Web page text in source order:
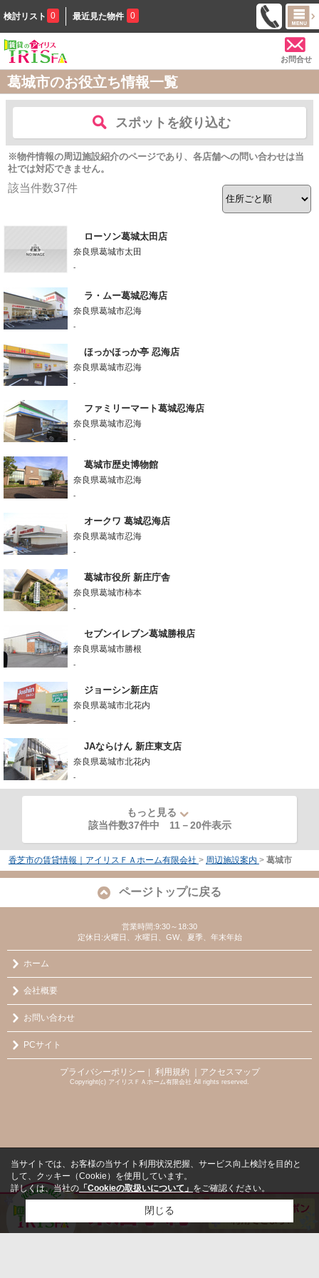
検討リスト 0 最近見た物件 0
お問合せ
葛城市のお役立ち情報一覧
スポットを絞り込む
※物件情報の周辺施設紹介のページであり、各店舗への問い合わせは当
社では対応できません。
該当件数37件
ローソン葛城太田店
奈良県葛城市太田
-
ラ・ムー葛城忍海店
奈良県葛城市忍海
-
ほっかほっか亭 忍海店
奈良県葛城市忍海
-
ファミリーマート葛城忍海店
奈良県葛城市忍海
-
葛城市歴史博物館
奈良県葛城市忍海
-
オークワ 葛城忍海店
奈良県葛城市忍海
-
葛城市役所 新庄庁舎
奈良県葛城市柿本
-
セブンイレブン葛城勝根店
奈良県葛城市勝根
-
ジョーシン新庄店
奈良県葛城市北花内
-
JAならけん 新庄東支店
奈良県葛城市北花内
-
もっと見る
該当件数37件中 11 －20件表示
香芝市の賃貸情報｜アイリスＦＡホーム有限会社 > 周辺施設案内 > 葛城市
ページトップに戻る
営業時間:9:30～18:30
定休日:火曜日、水曜日、GW、夏季、年末年始
ホーム
会社概要
お問い合わせ
PCサイト
プライバシーポリシー ｜ 利用規約 ｜アクセスマップ
Copyright(c) アイリスＦＡホーム有限会社 All rights reserved.
当サイトでは、お客様の当サイト利用状況把握、サービス向上検討を目的と
して、クッキー（Cookie）を使用しています。
詳しくは、当社の 「Cookieの取扱いについて」 をご確認ください。
閉じる